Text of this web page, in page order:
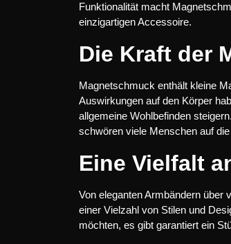
Funktionalität macht
einzigartigen Accessoire.
Die Kraft der
Magnetschmuck enthält kleine
Auswirkungen auf den Körper
allgemeine Wohlbefinden
schwören viele Menschen auf
Eine Vielfalt
Von eleganten Armbändern über
einer Vielzahl von Stilen und
möchten, es gibt garantiert ein